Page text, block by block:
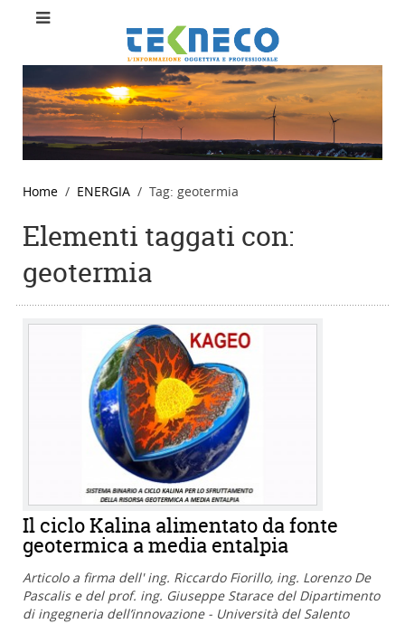
Home ENERGIA Tag: geotermia
Elementi taggati con:
geotermia
Il ciclo Kalina alimentato da fonte
geotermica a media entalpia
Articolo a firma dell' ing. Riccardo Fiorillo, ing. Lorenzo De
Pascalis e del prof. ing. Giuseppe Starace del Dipartimento
di ingegneria dell’innovazione - Università del Salento